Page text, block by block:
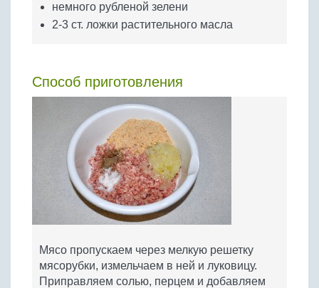
немного рубленой зелени
2-3 ст. ложки растительного масла
Способ приготовления
Мясо пропускаем через мелкую решетку
мясорубки, измельчаем в ней и луковицу.
Приправляем солью, перцем и добавляем